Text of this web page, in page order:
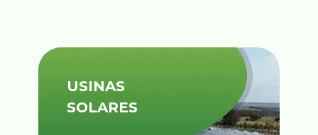
USINAS
SOLARES